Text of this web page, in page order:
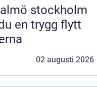
stockholm
en trygg flytt
02 augusti 2026